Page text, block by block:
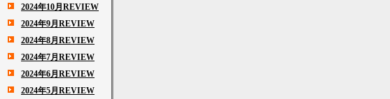
2024年10月REVIEW
2024年9月REVIEW
2024年8月REVIEW
2024年7月REVIEW
2024年6月REVIEW
2024年5月REVIEW